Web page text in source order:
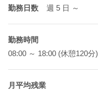
勤務日数 週 5 日 ～
勤務時間
08:00 ～ 18:00 (休憩120分)
月平均残業